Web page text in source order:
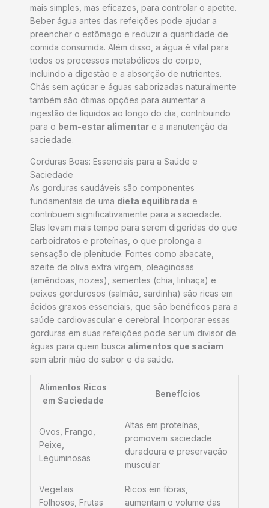
mais simples, mas eficazes, para controlar o apetite.
Beber água antes das refeições pode ajudar a
preencher o estômago e reduzir a quantidade de
comida consumida. Além disso, a água é vital para
todos os processos metabólicos do corpo,
incluindo a digestão e a absorção de nutrientes.
Chás sem açúcar e águas saborizadas naturalmente
também são ótimas opções para aumentar a
ingestão de líquidos ao longo do dia, contribuindo
para o bem-estar alimentar e a manutenção da
saciedade.
Gorduras Boas: Essenciais para a Saúde e
Saciedade
As gorduras saudáveis são componentes
fundamentais de uma dieta equilibrada e
contribuem significativamente para a saciedade.
Elas levam mais tempo para serem digeridas do que
carboidratos e proteínas, o que prolonga a
sensação de plenitude. Fontes como abacate,
azeite de oliva extra virgem, oleaginosas
(amêndoas, nozes), sementes (chia, linhaça) e
peixes gordurosos (salmão, sardinha) são ricas em
ácidos graxos essenciais, que são benéficos para a
saúde cardiovascular e cerebral. Incorporar essas
gorduras em suas refeições pode ser um divisor de
águas para quem busca alimentos que saciam
sem abrir mão do sabor e da saúde.
Alimentos Ricos
em Saciedade
Benefícios
Ovos, Frango,
Peixe,
Leguminosas
Altas em proteínas,
promovem saciedade
duradoura e preservação
muscular.
Vegetais
Folhosos, Frutas
Ricos em fibras,
aumentam o volume das